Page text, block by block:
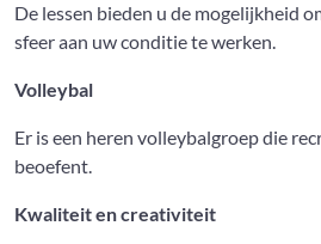
De lessen bieden u de mogelijkheid
sfeer aan uw conditie te werken.
Volleybal
Er is een heren volleybalgroep die
beoefent.
Kwaliteit en creativiteit